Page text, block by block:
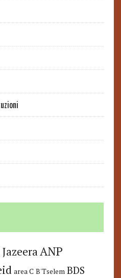
ANP
area C B'Tselem BDS